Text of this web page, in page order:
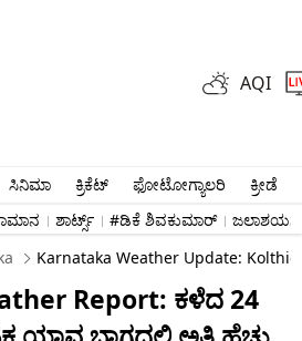
AQI
ಸಿನಿಮಾ ಕ್ರಿಕೆಟ್​ ಫೋಟೋಗ್ಯಾಲರಿ
ಕ್ರೀಡೆ
ಶಾರ್ಟ್ಸ್​ #ಡಿಕೆ ಶಿವಕುಮಾರ್​
Karnataka Weather Update:
Report: ಕಳೆದ 24